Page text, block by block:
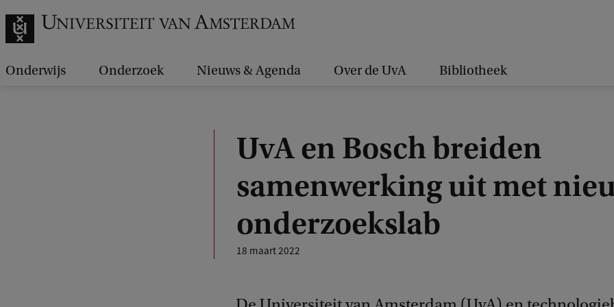
Onderwijs Onderzoek Nieuws & Agenda Over de UvA Bibliotheek
UvA en Bosch breiden
samenwerking uit met
onderzoekslab
18 maart 2022